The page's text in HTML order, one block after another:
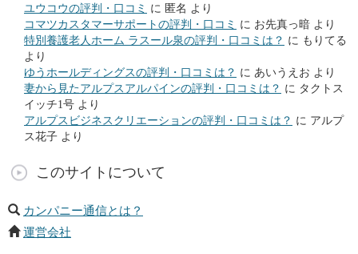
ユウコウの評判・口コミ に 匿名 より
コマツカスタマーサポートの評判・口コミ に お先真っ暗 より
特別養護老人ホーム ラスール泉の評判・口コミは？ に もりてる
より
ゆうホールディングスの評判・口コミは？ に あいうえお より
妻から見たアルプスアルパインの評判・口コミは？ に タクトス
イッチ1号 より
アルプスビジネスクリエーションの評判・口コミは？ に アルプ
ス花子 より
このサイトについて
カンパニー通信とは？
運営会社